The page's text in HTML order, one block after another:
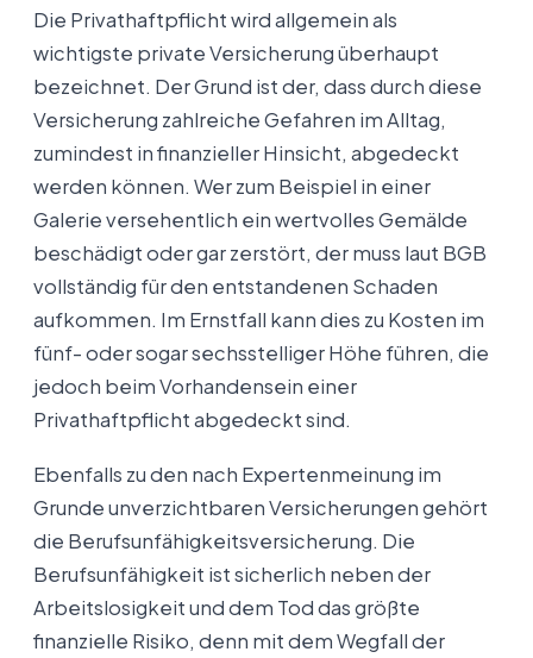
Die Privathaftpflicht wird allgemein als
wichtigste private Versicherung überhaupt
bezeichnet. Der Grund ist der, dass durch diese
Versicherung zahlreiche Gefahren im Alltag,
zumindest in finanzieller Hinsicht, abgedeckt
werden können. Wer zum Beispiel in einer
Galerie versehentlich ein wertvolles Gemälde
beschädigt oder gar zerstört, der muss laut BGB
vollständig für den entstandenen Schaden
aufkommen. Im Ernstfall kann dies zu Kosten im
fünf- oder sogar sechsstelliger Höhe führen, die
jedoch beim Vorhandensein einer
Privathaftpflicht abgedeckt sind.
Ebenfalls zu den nach Expertenmeinung im
Grunde unverzichtbaren Versicherungen gehört
die Berufsunfähigkeitsversicherung. Die
Berufsunfähigkeit ist sicherlich neben der
Arbeitslosigkeit und dem Tod das größte
finanzielle Risiko, denn mit dem Wegfall der